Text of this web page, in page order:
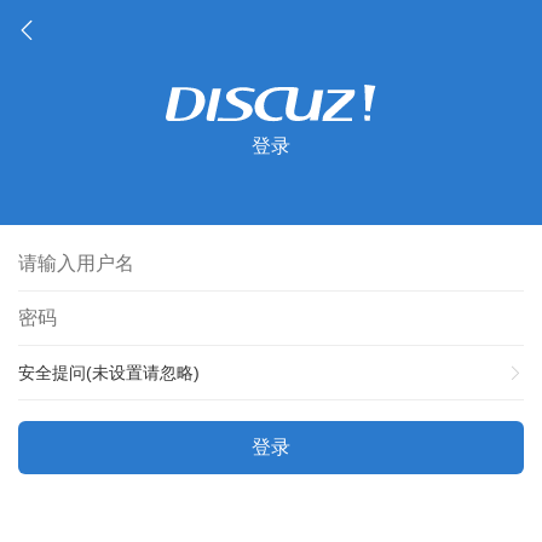
登录
安全提问(未设置请忽略)
登录